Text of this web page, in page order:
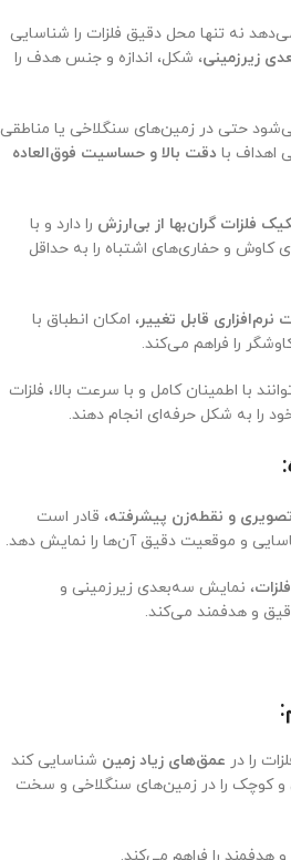
نه تنها محل دقیق فلزات را شناسایی
زیرزمینی، شکل، اندازه و جنس هدف را
حتی در زمین‌های سنگلاخی یا مناطقی
اهداف با دقت بالا و حساسیت فوق‌العاده
فلزات گران‌بها از بی‌ارزش را دارد و با
کاوش و حفاری‌های اشتباه را به حداقل
نرم‌افزاری قابل تغییر، امکان انطباق با
را فراهم می‌کند.
با اطمینان کامل و با سرعت بالا، فلزات
را به شکل حرفه‌ای انجام دهند.
تصویری و نقطه‌زن پیشرفته، قادر است
و موقعیت دقیق آن‌ها را نمایش دهد.
، نمایش سه‌بعدی زیرزمینی و
و هدفمند می‌کند.
را در عمق‌های زیاد زمین شناسایی کند
و کوچک را در زمین‌های سنگلاخی و سخت